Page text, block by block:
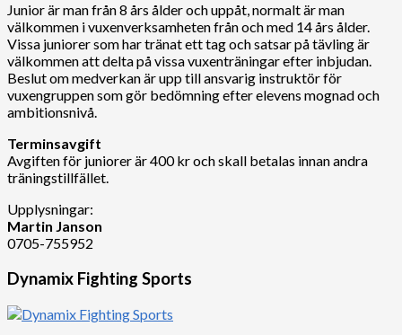
Junior är man från 8 års ålder och uppåt, normalt är man
välkommen i vuxenverksamheten från och med 14 års ålder.
Vissa juniorer som har tränat ett tag och satsar på tävling är
välkommen att delta på vissa vuxenträningar efter inbjudan.
Beslut om medverkan är upp till ansvarig instruktör för
vuxengruppen som gör bedömning efter elevens mognad och
ambitionsnivå.
Terminsavgift
Avgiften för juniorer är 400 kr och skall betalas innan andra
träningstillfället.
Upplysningar:
Martin Janson
0705-755952
Dynamix Fighting Sports